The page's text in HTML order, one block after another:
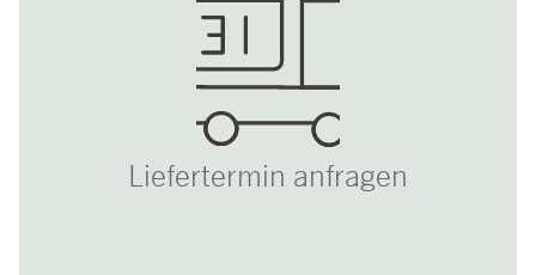
Liefertermin anfragen